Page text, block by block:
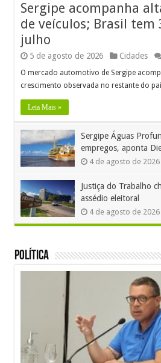
Sergipe acompanha
de veículos; Brasil tem
julho
5 de agosto de 2026 Cidades
O mercado automotivo de Sergipe
crescimento observada no restante do
Leia Mais »
Sergipe Águas
empregos, aponta
4 de agosto de 2026
Justiça do Trabalho
assédio eleitoral
4 de agosto de 2026
Política